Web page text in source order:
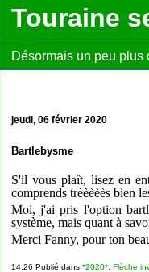
Touraine
Désormais un peu plus
jeudi, 06 février 2020
Bartlebysme
S'il vous plaît, lisez en
comprends trèèèèès bien
Moi, j'ai pris l'option
système, mais quant à
Merci Fanny, pour ton
14:26 Publié dans *2020*, Flèche